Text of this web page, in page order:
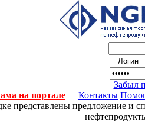
Забыл
на портале
Контакты
представлены предложение и